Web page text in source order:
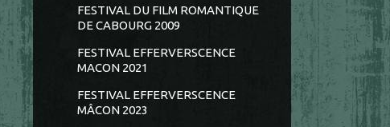
FESTIVAL DU FILM ROMANTIQUE
DE CABOURG 2009
FESTIVAL EFFERVERSCENCE
MACON 2021
FESTIVAL EFFERVERSCENCE
MÂCON 2023